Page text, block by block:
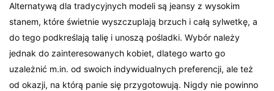
Alternatywą dla tradycyjnych modeli są jeansy z wysokim
stanem, które świetnie wyszczuplają brzuch i całą sylwetkę, a
do tego podkreślają talię i unoszą pośladki. Wybór należy
jednak do zainteresowanych kobiet, dlatego warto go
uzależnić m.in. od swoich indywidualnych preferencji, ale też
od okazji, na którą panie się przygotowują. Nigdy nie powinno